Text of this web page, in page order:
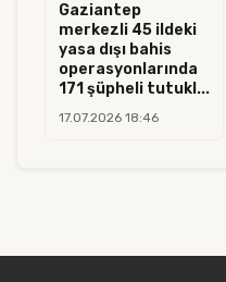
Gaziantep
merkezli 45 ildeki
yasa dışı bahis
operasyonlarında
171 şüpheli tutukl...
17.07.2026 18:46